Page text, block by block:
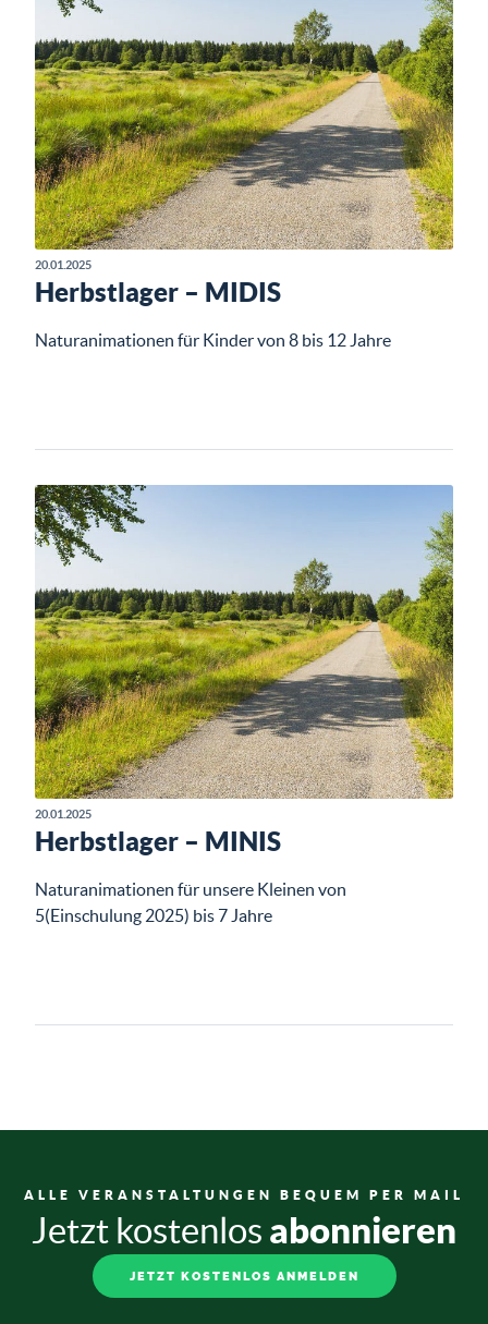
20.01.2025
Herbstlager – MIDIS
Naturanimationen für Kinder von 8 bis 12 Jahre
20.01.2025
Herbstlager – MINIS
Naturanimationen für unsere Kleinen von
5(Einschulung 2025) bis 7 Jahre
ALLE VERANSTALTUNGEN BEQUEM PER MAIL
Jetzt kostenlos abonnieren
JETZT KOSTENLOS ANMELDEN